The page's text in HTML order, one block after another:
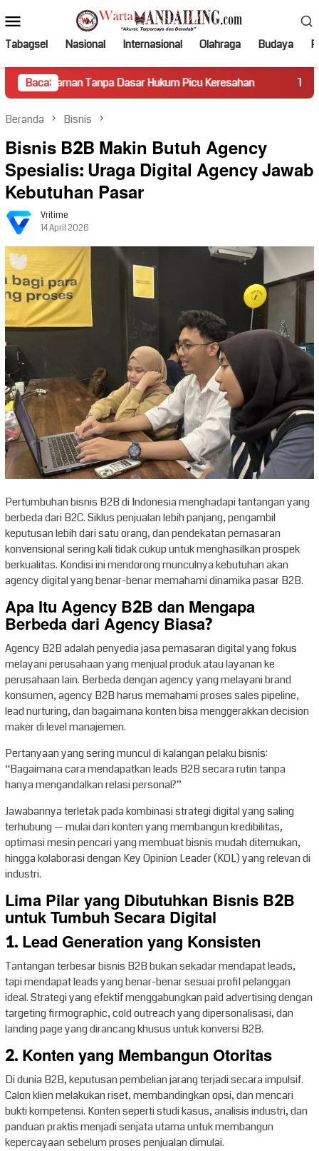
ke
kontenMobile
Tabagsel Nasional Internasional Olahraga Budaya
Baca:
Tanpa Dasar Hukum Picu Keresahan Truk Miring Hambat
Beranda Bisnis
Bisnis B2B Makin Butuh Agency
Spesialis: Uraga Digital Agency Jawab
Kebutuhan Pasar
Vritime
14 April 2026
Pertumbuhan bisnis B2B di Indonesia menghadapi tantangan yang
berbeda dari B2C. Siklus penjualan lebih panjang, pengambil
keputusan lebih dari satu orang, dan pendekatan pemasaran
konvensional sering kali tidak cukup untuk menghasilkan prospek
berkualitas. Kondisi ini mendorong munculnya kebutuhan akan
agency digital yang benar-benar memahami dinamika pasar B2B.
Apa Itu Agency B2B dan Mengapa
Berbeda dari Agency Biasa?
Agency B2B adalah penyedia jasa pemasaran digital yang fokus
melayani perusahaan yang menjual produk atau layanan ke
perusahaan lain. Berbeda dengan agency yang melayani brand
konsumen, agency B2B harus memahami proses sales pipeline,
lead nurturing, dan bagaimana konten bisa menggerakkan decision
maker di level manajemen.
Pertanyaan yang sering muncul di kalangan pelaku bisnis:
“Bagaimana cara mendapatkan leads B2B secara rutin tanpa
hanya mengandalkan relasi personal?”
Jawabannya terletak pada kombinasi strategi digital yang saling
terhubung — mulai dari konten yang membangun kredibilitas,
optimasi mesin pencari yang membuat bisnis mudah ditemukan,
hingga kolaborasi dengan Key Opinion Leader (KOL) yang relevan di
industri.
Lima Pilar yang Dibutuhkan Bisnis B2B
untuk Tumbuh Secara Digital
1. Lead Generation yang Konsisten
Tantangan terbesar bisnis B2B bukan sekadar mendapat leads,
tapi mendapat leads yang benar-benar sesuai profil pelanggan
ideal. Strategi yang efektif menggabungkan paid advertising dengan
targeting firmographic, cold outreach yang dipersonalisasi, dan
landing page yang dirancang khusus untuk konversi B2B.
2. Konten yang Membangun Otoritas
Di dunia B2B, keputusan pembelian jarang terjadi secara impulsif.
Calon klien melakukan riset, membandingkan opsi, dan mencari
bukti kompetensi. Konten seperti studi kasus, analisis industri, dan
panduan praktis menjadi senjata utama untuk membangun
kepercayaan sebelum proses penjualan dimulai.